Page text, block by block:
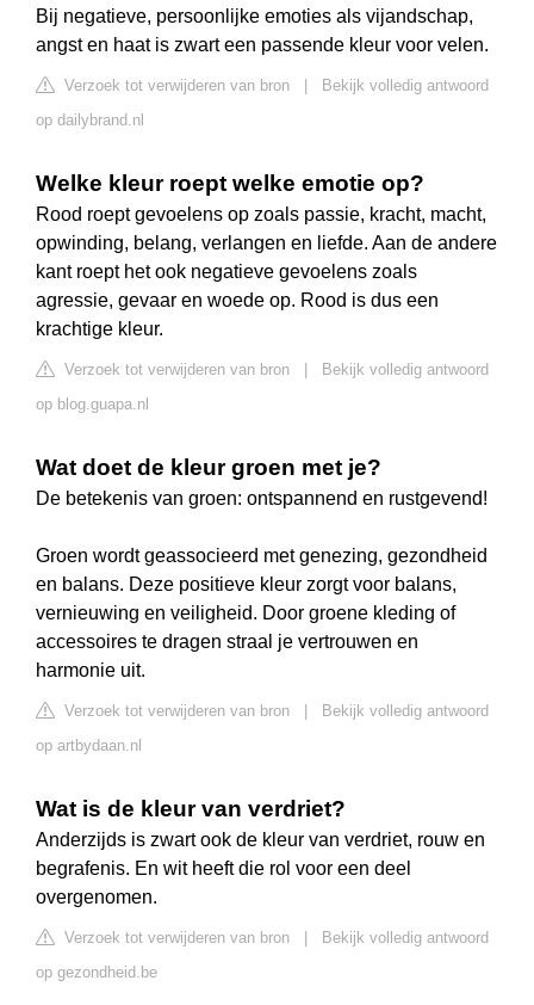
Bij negatieve, persoonlijke emoties als vijandschap,
angst en haat is zwart een passende kleur voor velen.
Verzoek tot verwijderen van bron
Bekijk volledig antwoord
op dailybrand.nl
Welke kleur roept welke emotie op?
Rood roept gevoelens op zoals passie, kracht, macht,
opwinding, belang, verlangen en liefde. Aan de andere
kant roept het ook negatieve gevoelens zoals
agressie, gevaar en woede op. Rood is dus een
krachtige kleur.
Verzoek tot verwijderen van bron
Bekijk volledig antwoord
op blog.guapa.nl
Wat doet de kleur groen met je?
De betekenis van groen: ontspannend en rustgevend!
Groen wordt geassocieerd met genezing, gezondheid
en balans. Deze positieve kleur zorgt voor balans,
vernieuwing en veiligheid. Door groene kleding of
accessoires te dragen straal je vertrouwen en
harmonie uit.
Verzoek tot verwijderen van bron
Bekijk volledig antwoord
op artbydaan.nl
Wat is de kleur van verdriet?
Anderzijds is zwart ook de kleur van verdriet, rouw en
begrafenis. En wit heeft die rol voor een deel
overgenomen.
Verzoek tot verwijderen van bron
Bekijk volledig antwoord
op gezondheid.be